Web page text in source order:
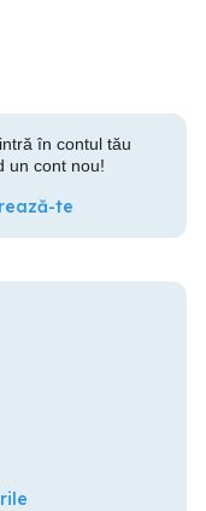
în contul tău
un cont nou!
te